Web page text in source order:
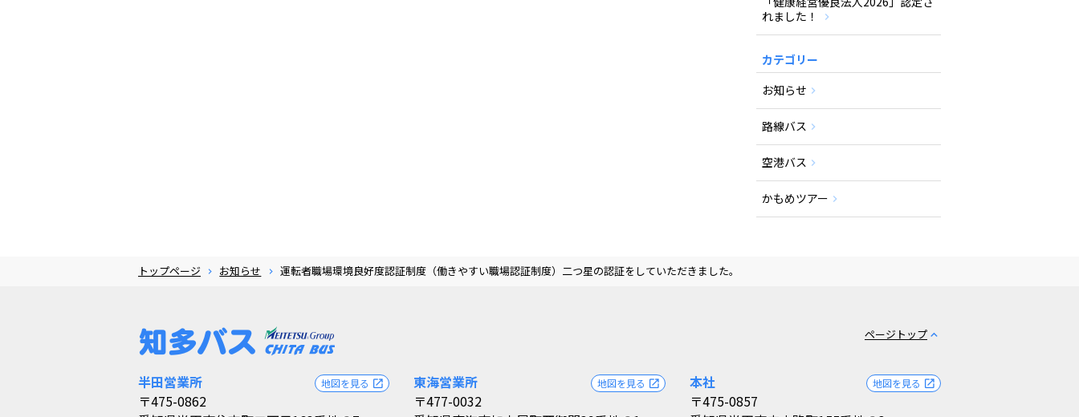
れました！
カテゴリー
お知らせ
路線バス
空港バス
かもめツアー
トップページ お知らせ 運転者職場環境良好度認証制度（働きやすい職場認証制度）二つ星の認証をしていただきました。
ページトップ expand_less
半田営業所
〒475-0862
地図を見る open_in_new
東海営業所
〒477-0032
地図を見る open_in_new
本社
〒475-0857
地図を見る open_in_new